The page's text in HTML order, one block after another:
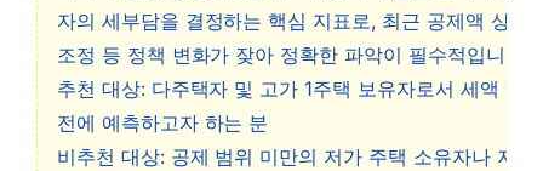
자의 세부담을 결정하는 핵심 지표로, 최근 공제액 상향
조정 등 정책 변화가 잦아 정확한 파악이 필수적입니다.
추천 대상: 다주택자 및 고가 1주택 보유자로서 세액 변
전에 예측하고자 하는 분
비추천 대상: 공제 범위 미만의 저가 주택 소유자나 지방